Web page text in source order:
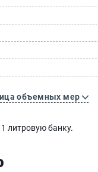
объемных мер
литровую банку.